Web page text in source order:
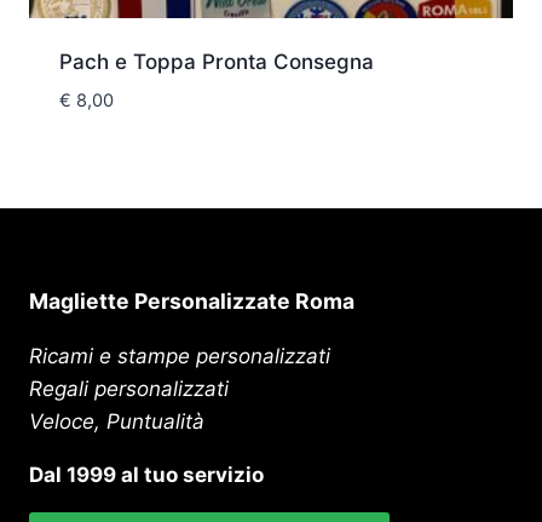
Pach e Toppa Pronta Consegna
€ 8,00
Magliette Personalizzate Roma
Ricami e stampe personalizzati
Regali personalizzati
Veloce, Puntualità
Dal 1999 al tuo servizio